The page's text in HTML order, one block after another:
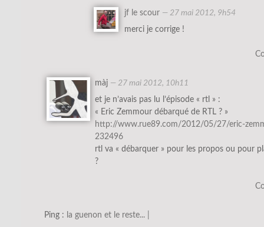
jf le scour — 27 mai 2012, 9h54
merci je corrige !
màj — 27 mai 2012, 10h11
et je n’avais pas lu l’épisode « rtl » :
« Eric Zemmour débarqué de RTL ? »
http://www.rue89.com/2012/05/27/eric-
232496
rtl va « débarquer » pour les propos ou pour
?
Ping : la guenon et le reste... |